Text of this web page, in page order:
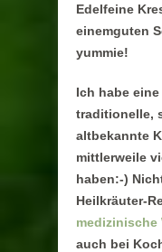
Edelfeine
einemguten
yummie!
Ich habe
traditionelle,
altbekannte
mittlerweile
haben:-)
Heilkräuter-
medizinische
auch bei